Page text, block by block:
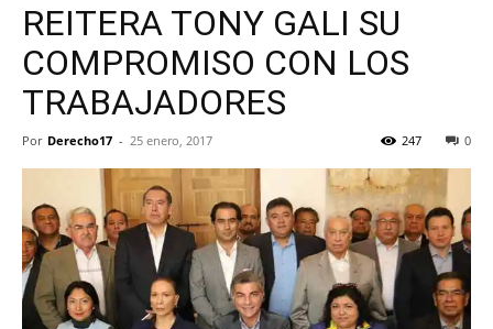
REITERA TONY GALI SU
COMPROMISO CON LOS
TRABAJADORES
Por Derecho17 - 25 enero, 2017 0
247